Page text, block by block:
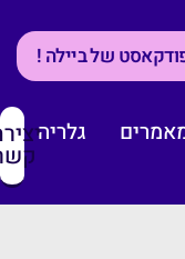
של ביילה !
גלריה